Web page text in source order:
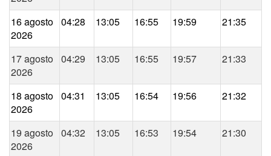
16 agosto
2026
04:28 13:05 16:55 19:59 21:35
17 agosto
2026
04:29 13:05 16:55 19:57 21:33
18 agosto
2026
04:31 13:05 16:54 19:56 21:32
19 agosto
2026
04:32 13:05 16:53 19:54 21:30